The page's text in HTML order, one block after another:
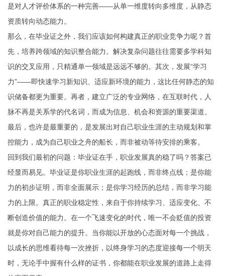
是对人才评价体系的一种完善——从单一维度转向多维度，从静态
资质转向动态能力。
那么，在毕业证之外，我们应该如何构建真正的职业竞争力呢？首
先，培养跨领域的知识整合能力。解决复杂问题往往需要多学科知
识的交叉应用，只精通单一领域是远远不够的。其次，发展“学习
力”——即快速学习新知识、适应新环境的能力，这比任何静态的知
识储备都更为重要。再者，建立广泛的专业网络，在互联时代，人
脉不再是关系学的代名词，而成为信息、机会和资源的重要渠道。
最后，也许是最重要的，是发展出对自己职业生涯的主动规划和掌
控能力，成为自己职业之舟的船长，而非被动等待安排的乘客。
回到我们最初的问题：毕业证在手，职业发展真的稳了吗？答案已
经显而易见。毕业证是你职业生涯的起跑线，而非终点线；是你能
力的初步证明，而非全面展示；是你学习经历的总结，而非学习能
力的上限。真正的职业稳定性，来自于你持续学习、适应变化、不
断创造价值的能力。在一个飞速变化的时代，唯一不会贬值的投资
就是你对自己能力的提升。当你能以开放的心态面对每一个挑战，
以成长的思维看待每一次挫折，以终身学习的态度迎接每一个明天
时，无论手中握有什么样的证书，你都能在职业发展的道路上走得